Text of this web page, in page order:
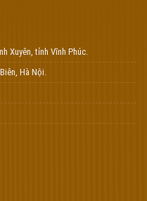
Xuyên, tỉnh Vĩnh Phúc.
Hà Nội.